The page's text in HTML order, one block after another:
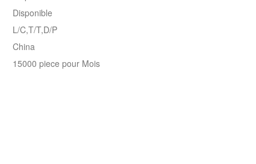
Disponible
L/C,T/T,D/P
China
15000 piece pour Mois